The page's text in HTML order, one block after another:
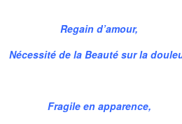
Regain d’amour,
Nécessité de la Beauté sur la
Fragile en apparence,